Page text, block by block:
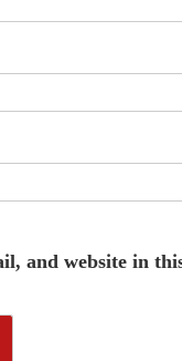
and website in